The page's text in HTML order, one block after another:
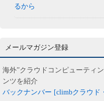
るから
メールマガジン登録
海外”クラウドコンピューティ
ンツを紹介
バックナンバー [climbクラウド